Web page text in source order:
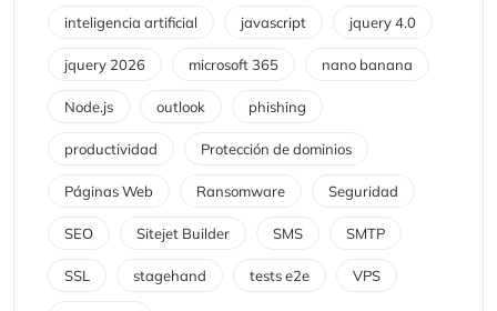
inteligencia artificial javascript jquery 4.0
jquery 2026 microsoft 365 nano banana
Node.js outlook phishing
productividad Protección de dominios
Páginas Web Ransomware Seguridad
SEO Sitejet Builder SMS SMTP
SSL stagehand tests e2e VPS